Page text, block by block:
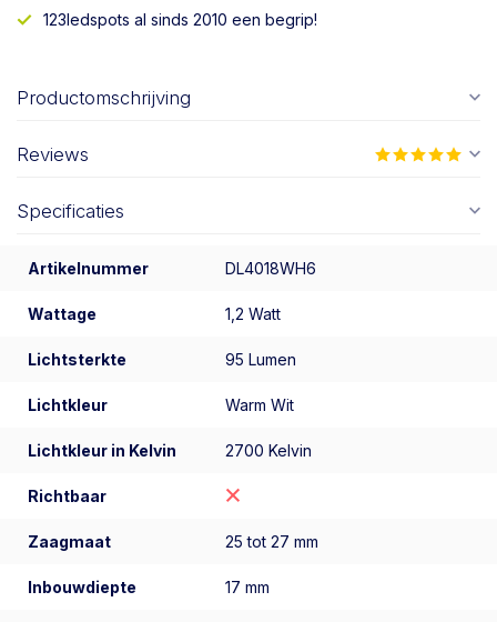
123ledspots al sinds 2010 een begrip!
Productomschrijving
Reviews
Specificaties
Artikelnummer DL4018WH6
Wattage 1,2 Watt
Lichtsterkte 95 Lumen
Lichtkleur Warm Wit
Lichtkleur in Kelvin 2700 Kelvin
Richtbaar
Zaagmaat 25 tot 27 mm
Inbouwdiepte 17 mm